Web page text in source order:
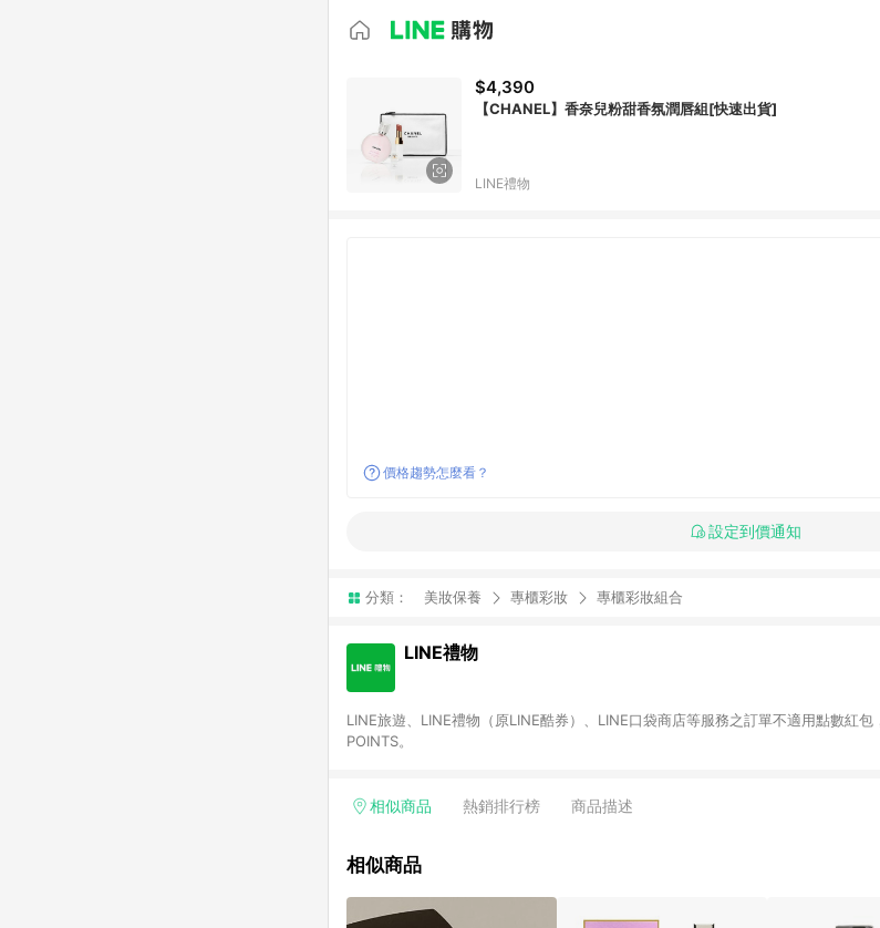
$4,390
【CHANEL】香奈兒粉甜香氛潤唇組[快速出貨]
LINE禮物
價格趨勢怎麼看？
設定到價通知
分類： 美妝保養 專櫃彩妝 專櫃彩妝組合
LINE禮物
LINE旅遊、LINE禮物（原LINE酷券）、LINE口袋商店等服務之訂單不適用點數紅
POINTS。
相似商品 熱銷排行榜 商品描述
相似商品